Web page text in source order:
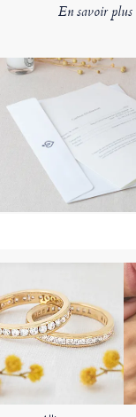
En savoir plus